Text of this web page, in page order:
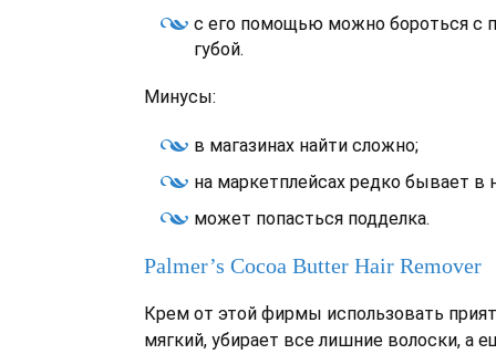
с его помощью можно бороться с
губой.
Минусы:
в магазинах найти сложно;
на маркетплейсах редко бывает в
может попасться подделка.
Рalmer’s Cocoa Butter Hair Remover
Крем от этой фирмы использовать
мягкий, убирает все лишние волоски, а